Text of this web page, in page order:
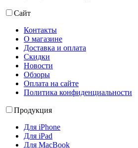
Сайт
Контакты
О магазине
Доставка и оплата
Скидки
Новости
Обзоры
Оплата на сайте
Политика конфиденциальности
Продукция
Для iPhone
Для iPad
Для MacBook